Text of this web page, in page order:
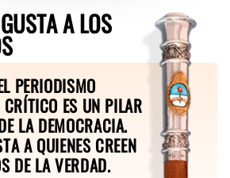
A LOS
PERIODISMO
CRÍTICO ES UN PILAR
LA DEMOCRACIA.
A QUIENES CREEN
DE LA VERDAD.